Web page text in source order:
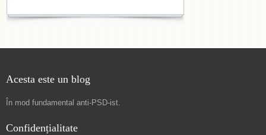
Acesta este un blog
În mod fundamental anti-PSD-ist
Confidențialitate